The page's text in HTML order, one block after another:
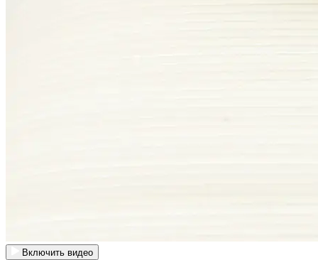
Включить видео